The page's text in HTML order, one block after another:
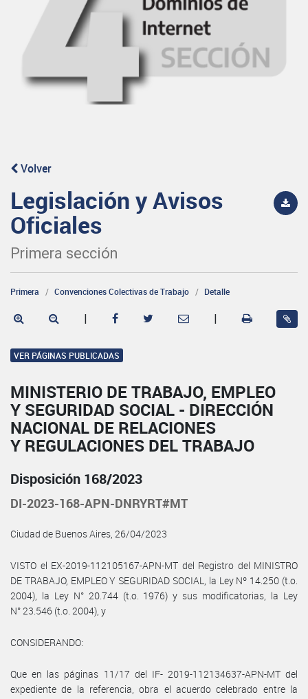
Volver
Legislación y Avisos
Oficiales
Primera sección
Primera Convenciones Colectivas de Trabajo Detalle
| |
VER PÁGINAS PUBLICADAS
MINISTERIO DE TRABAJO, EMPLEO
Y SEGURIDAD SOCIAL - DIRECCIÓN
NACIONAL DE RELACIONES
Y REGULACIONES DEL TRABAJO
Disposición 168/2023
DI-2023-168-APN-DNRYRT#MT
Ciudad de Buenos Aires, 26/04/2023
VISTO el EX-2019-112105167-APN-MT del Registro del MINISTRO
DE TRABAJO, EMPLEO Y SEGURIDAD SOCIAL, la Ley Nº 14.250 (t.o.
2004), la Ley N° 20.744 (t.o. 1976) y sus modificatorias, la Ley
N° 23.546 (t.o. 2004), y
CONSIDERANDO:
Que en las páginas 11/17 del IF- 2019-112134637-APN-MT del
expediente de la referencia, obra el acuerdo celebrado entre la